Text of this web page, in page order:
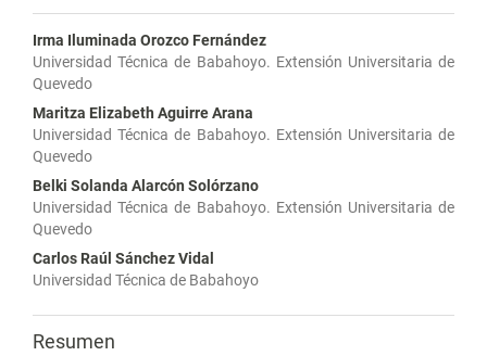
Irma Iluminada Orozco Fernández
Universidad Técnica de Babahoyo. Extensión Universitaria de
Quevedo
Maritza Elizabeth Aguirre Arana
Universidad Técnica de Babahoyo. Extensión Universitaria de
Quevedo
Belki Solanda Alarcón Solórzano
Universidad Técnica de Babahoyo. Extensión Universitaria de
Quevedo
Carlos Raúl Sánchez Vidal
Universidad Técnica de Babahoyo
Resumen